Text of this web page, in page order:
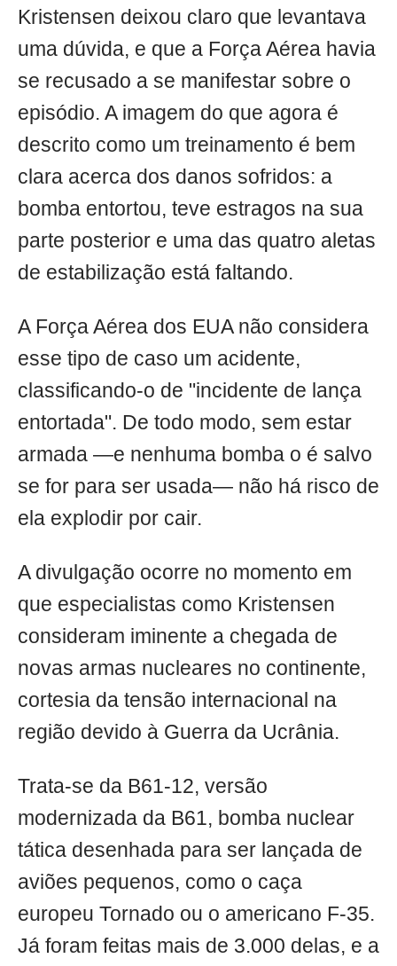
Kristensen deixou claro que levantava
uma dúvida, e que a Força Aérea havia
se recusado a se manifestar sobre o
episódio. A imagem do que agora é
descrito como um treinamento é bem
clara acerca dos danos sofridos: a
bomba entortou, teve estragos na sua
parte posterior e uma das quatro aletas
de estabilização está faltando.
A Força Aérea dos EUA não considera
esse tipo de caso um acidente,
classificando-o de "incidente de lança
entortada". De todo modo, sem estar
armada —e nenhuma bomba o é salvo
se for para ser usada— não há risco de
ela explodir por cair.
A divulgação ocorre no momento em
que especialistas como Kristensen
consideram iminente a chegada de
novas armas nucleares no continente,
cortesia da tensão internacional na
região devido à Guerra da Ucrânia.
Trata-se da B61-12, versão
modernizada da B61, bomba nuclear
tática desenhada para ser lançada de
aviões pequenos, como o caça
europeu Tornado ou o americano F-35.
Já foram feitas mais de 3.000 delas, e a